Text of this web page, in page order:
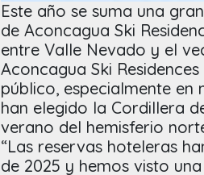
Este año se suma una
de Aconcagua Ski
entre Valle Nevado y el
Aconcagua Ski
público, especialmente
han elegido la Cordillera
verano del hemisferio
“Las reservas hoteleras
de 2025 y hemos visto